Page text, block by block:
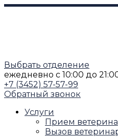
Выбрать отделение
ежедневно с 10:00 до
+7 (3452) 57-57-99
Обратный звонок
Услуги
Прием
Вызов